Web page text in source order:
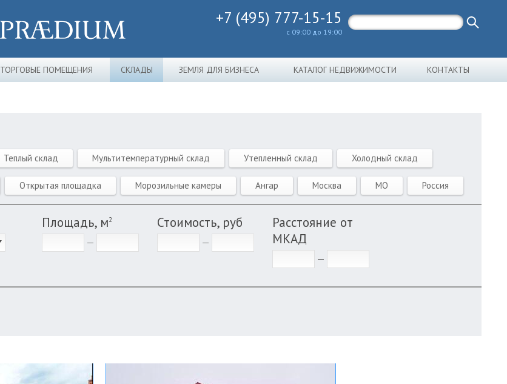
+7 (495) 777-15-15
с 09:00 до 19:00
ТОРГОВЫЕ ПОМЕЩЕНИЯ СКЛАДЫ ЗЕМЛЯ ДЛЯ БИЗНЕСА КАТАЛОГ НЕДВИЖИМОСТИ КОНТАКТЫ
Теплый склад Мультитемпературный склад Утепленный склад Холодный склад
Открытая площадка Морозильные камеры Ангар Москва МО Россия
Площадь, м2 Стоимость, руб
Расстояние от
МКАД